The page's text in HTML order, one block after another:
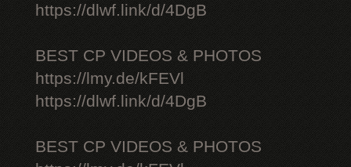
https://dlwf.link/d/4DgB
BEST CP VIDEOS & PHOTOS
https://lmy.de/kFEVl
https://dlwf.link/d/4DgB
BEST CP VIDEOS & PHOTOS